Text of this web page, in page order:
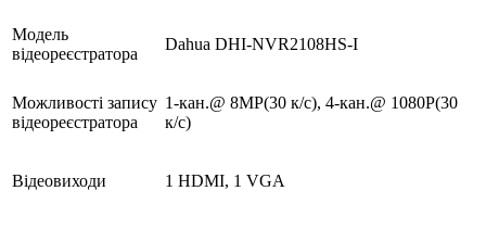
Модель
відеореєстратора
Dahua DHI-NVR2108HS-I
Можливості запису
відеореєстратора
1-кан.@ 8MP(30 к/с), 4-кан.@ 1080P(30
к/с)
Відеовиходи 1 HDMI, 1 VGA